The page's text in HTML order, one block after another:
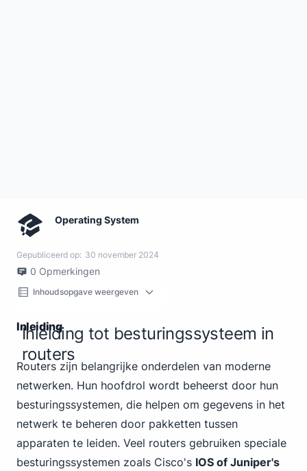
Operating System
Gepubliceerd op: 30 november 2024
0 Opmerkingen
Inhoudsopgave weergeven
Inleiding
Inleiding tot besturingssysteem in
routers
Routers zijn belangrijke onderdelen van moderne
netwerken. Hun hoofdrol wordt beheerst door hun
besturingssystemen, die helpen om gegevens in het
netwerk te beheren door pakketten tussen
apparaten te leiden. Veel routers gebruiken speciale
besturingssystemen zoals Cisco's IOS of Juniper's